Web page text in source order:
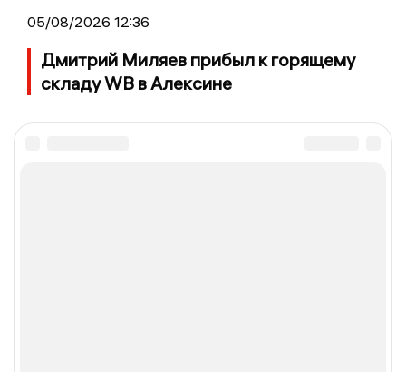
05/08/2026 12:36
Дмитрий Миляев прибыл к горящему
складу WB в Алексине